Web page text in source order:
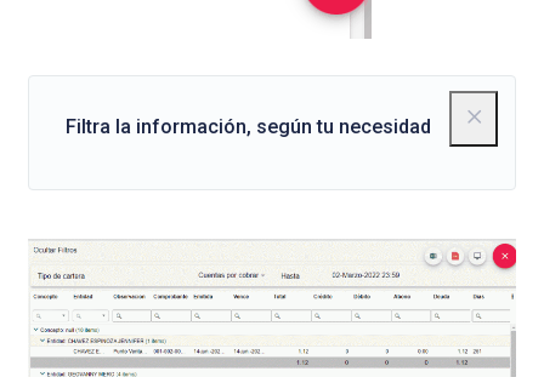
Filtra la información, según tu necesidad